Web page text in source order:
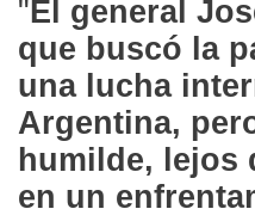
" El general
que buscó la
una lucha
Argentina,
humilde, lejos
en un